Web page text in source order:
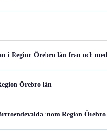
i Region Örebro län från och
Örebro län
inom Region Örebro